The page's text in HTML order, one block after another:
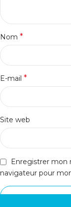
Nom *
E-mail *
Site web
Enregistrer mon
navigateur pour